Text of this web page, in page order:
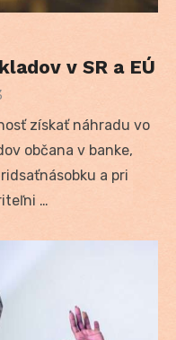
v SR a EÚ
získať náhradu vo
občana v banke,
a pri
…